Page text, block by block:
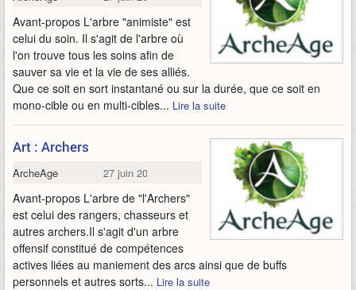
Avant-propos L'arbre "animiste" est
celui du soin. Il s'agit de l'arbre où
l'on trouve tous les soins afin de
sauver sa vie et la vie de ses alliés.
Que ce soit en sort instantané ou sur la durée, que ce soit en
mono-cible ou en multi-cibles... Lire la suite
Art : Archers
ArcheAge 27 juin 2013
Avant-propos L'arbre de "l'Archers"
est celui des rangers, chasseurs et
autres archers.Il s'agit d'un arbre
offensif constitué de compétences
actives liées au maniement des arcs ainsi que de buffs
personnels et autres sorts... Lire la suite